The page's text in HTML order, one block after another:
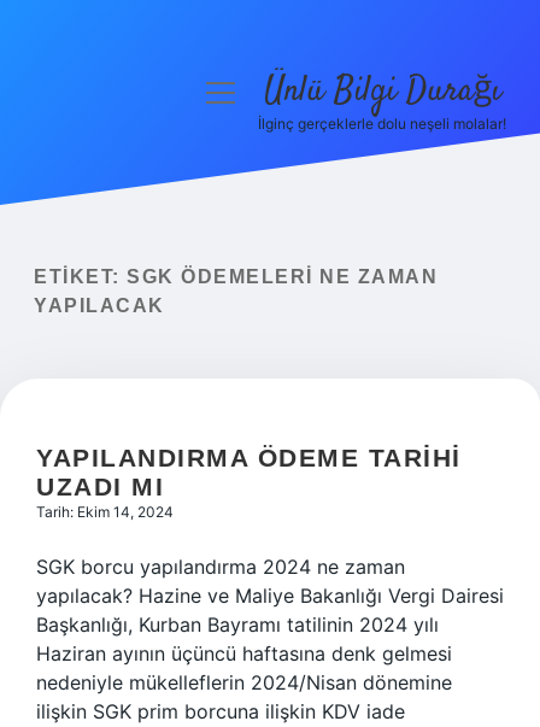
Yasal Uyarı
menüyüÜnlü Bilgi Durağı
İlginç gerçeklerle dolu neşeli molalar!
ETIKET: SGK ÖDEMELERI NE ZAMAN
YAPILACAK
YAPILANDIRMA ÖDEME TARIHI
UZADI MI
Tarih: Ekim 14, 2024
SGK borcu yapılandırma 2024 ne zaman
yapılacak? Hazine ve Maliye Bakanlığı Vergi Dairesi
Başkanlığı, Kurban Bayramı tatilinin 2024 yılı
Haziran ayının üçüncü haftasına denk gelmesi
nedeniyle mükelleflerin 2024/Nisan dönemine
ilişkin SGK prim borcuna ilişkin KDV iade